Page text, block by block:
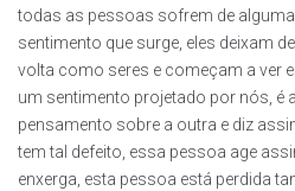
todas as pessoas sofrem de
sentimento que surge, eles deixam
volta como seres e começam a ver
um sentimento projetado por nós, é
pensamento sobre a outra e diz
tem tal defeito, essa pessoa age
enxerga, esta pessoa está perdida